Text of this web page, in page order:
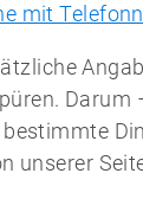
mit
Darum
unserer